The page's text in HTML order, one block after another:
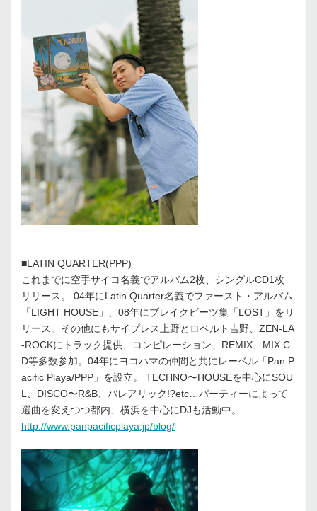
■LATIN QUARTER(PPP)
これまでに空手サイコ名義でアルバム2枚、シングルCD1枚
リリース。 04年にLatin Quarter名義でファースト・アルバム
「LIGHT HOUSE」、08年にブレイクビーツ集「LOST」をリ
リース。その他にもサイプレス上野とロベルト吉野、ZEN-LA
-ROCKにトラック提供、コンピレーション、REMIX、MIX C
D等多数参加。04年にヨコハマの仲間と共にレーベル「Pan P
acific Playa/PPP」を設立。 TECHNO〜HOUSEを中心にSOU
L、DISCO〜R&B、バレアリック!?etc…パーティーによって
選曲を変えつつ都内、横浜を中心にDJも活動中。
http://www.panpacificplaya.jp/blog/